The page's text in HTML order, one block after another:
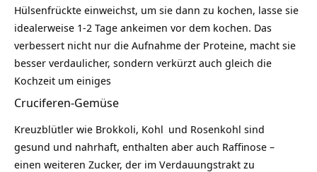
Hülsenfrückte einweichst, um sie dann zu kochen, lasse sie
idealerweise 1-2 Tage ankeimen vor dem kochen. Das
verbessert nicht nur die Aufnahme der Proteine, macht sie
besser verdaulicher, sondern verkürzt auch gleich die
Kochzeit um einiges
Cruciferen-Gemüse
Kreuzblütler wie Brokkoli, Kohl und Rosenkohl sind
gesund und nahrhaft, enthalten aber auch Raffinose –
einen weiteren Zucker, der im Verdauungstrakt zu